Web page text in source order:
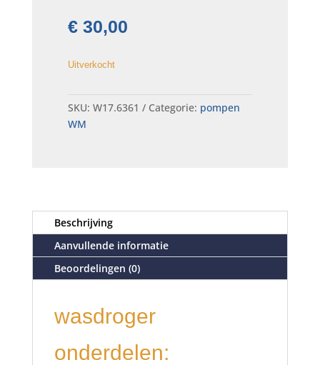
€30,00
Uitverkocht
SKU: W17.6361 Categorie: pompen
WM
Beschrijving
Aanvullende informatie
Beoordelingen (0)
wasdroger
onderdelen: